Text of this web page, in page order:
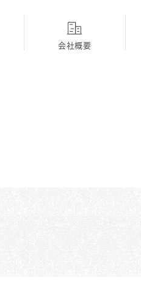
会社概要